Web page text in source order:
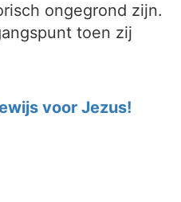
ongegrond zijn.
toen zij
voor Jezus!